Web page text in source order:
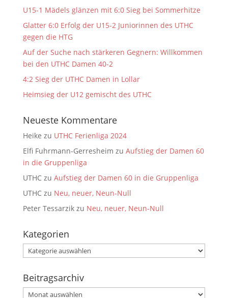
U15-1 Mädels glänzen mit 6:0 Sieg bei Sommerhitze
Glatter 6:0 Erfolg der U15-2 Juniorinnen des UTHC
gegen die HTG
Auf der Suche nach stärkeren Gegnern: Willkommen
bei den UTHC Damen 40-2
4:2 Sieg der UTHC Damen in Lollar
Heimsieg der U12 gemischt des UTHC
Neueste Kommentare
Heike zu UTHC Ferienliga 2024
Elfi Fuhrmann-Gerresheim zu Aufstieg der Damen 60
in die Gruppenliga
UTHCzu Aufstieg der Damen 60 in die Gruppenliga
UTHCzu Neu, neuer, Neun-Null
Peter Tessarzikzu Neu, neuer, Neun-Null
Kategorien
Kategorien
Beitragsarchiv
Beitragsarchiv